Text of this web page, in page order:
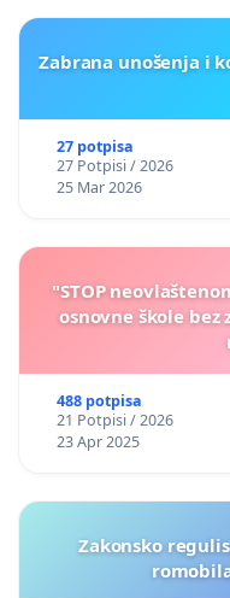
Zabrana unošenja i
27 potpisa
27 Potpisi / 2026
25 Mar 2026
"STOP
osnovne škole bez
488 potpisa
21 Potpisi / 2026
23 Apr 2025
Zakonsko